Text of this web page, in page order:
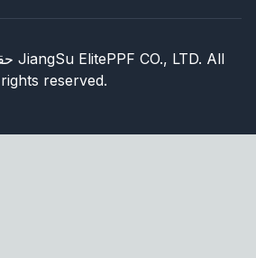
JiangSu ElitePPF CO., LTD. All
rights reserved.